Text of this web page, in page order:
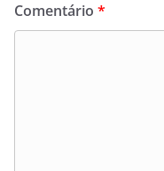
Comentário *